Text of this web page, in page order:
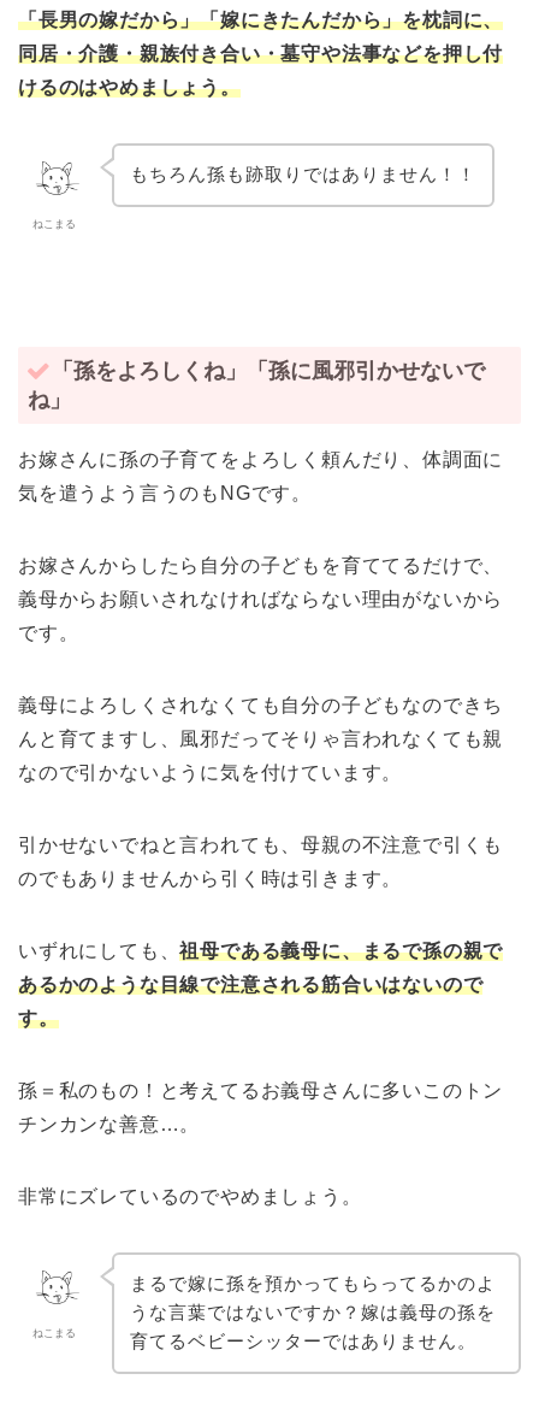
「長男の嫁だから」「嫁にきたんだから」を枕詞に、
同居・介護・親族付き合い・墓守や法事などを押し付
けるのはやめましょう。
ねこまる
もちろん孫も跡取りではありません！！
「孫をよろしくね」「孫に風邪引かせないで
ね」
お嫁さんに孫の子育てをよろしく頼んだり、体調面に
気を遣うよう言うのもNGです。
お嫁さんからしたら自分の子どもを育ててるだけで、
義母からお願いされなければならない理由がないから
です。
義母によろしくされなくても自分の子どもなのできち
んと育てますし、風邪だってそりゃ言われなくても親
なので引かないように気を付けています。
引かせないでねと言われても、母親の不注意で引くも
のでもありませんから引く時は引きます。
いずれにしても、祖母である義母に、まるで孫の親で
あるかのような目線で注意される筋合いはないので
す。
孫＝私のもの！と考えてるお義母さんに多いこのトン
チンカンな善意…。
非常にズレているのでやめましょう。
ねこまる
まるで嫁に孫を預かってもらってるかのよ
うな言葉ではないですか？嫁は義母の孫を
育てるベビーシッターではありません。